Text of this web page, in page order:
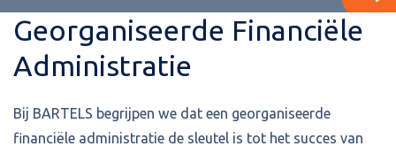
Georganiseerde Financiële
Administratie
Bij BARTELS begrijpen we dat een georganiseerde
financiële administratie de sleutel is tot het succes van